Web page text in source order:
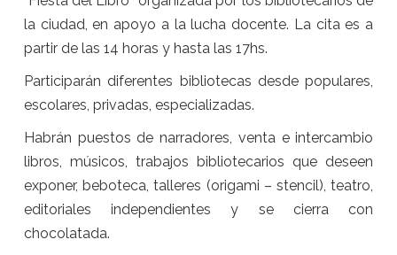
la ciudad, en apoyo a la lucha docente. La cita es a
partir de las 14 horas y hasta las 17hs.
Participarán diferentes bibliotecas desde populares,
escolares, privadas, especializadas.
Habrán puestos de narradores, venta e intercambio
libros, músicos, trabajos bibliotecarios que deseen
exponer, beboteca, talleres (origami – stencil), teatro,
editoriales independientes y se cierra con
chocolatada.